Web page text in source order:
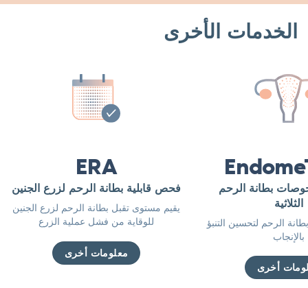
الخدمات الأخرى
ERA
فحص قابلية بطانة الرحم لزرع الجنين
يقيم مستوى تقبل بطانة الرحم لزرع الجنين
للوقاية من فشل عملية الزرع
معلومات أخرى
بطانة الرحم
الثلاثية
الرحم لتحسين التنبؤ
بالإنجاب
أخرى